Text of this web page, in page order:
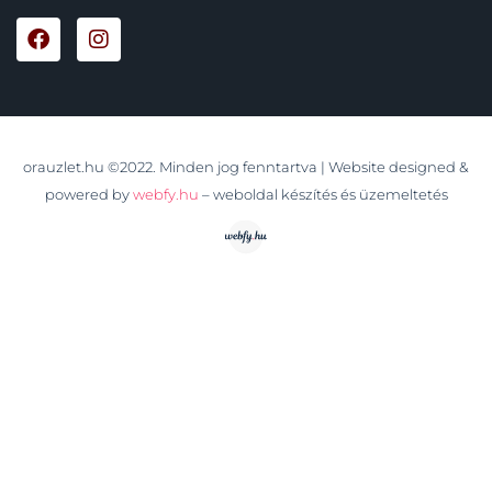
orauzlet.hu ©2022. Minden jog fenntartva | Website designed &
powered by webfy.hu – weboldal készítés és üzemeltetés